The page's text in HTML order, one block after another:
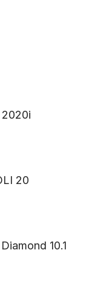
2020i
20
Diamond 10.1